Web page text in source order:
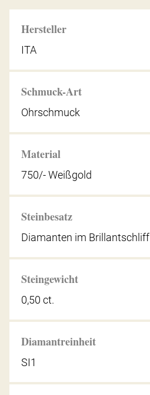
Hersteller
ITA
Schmuck-Art
Ohrschmuck
Material
750/- Weißgold
Steinbesatz
Diamanten im Brillantschliff
Steingewicht
0,50 ct.
Diamantreinheit
SI1